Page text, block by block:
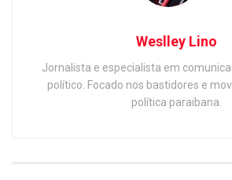
Weslley Lino
Jornalista e especialista em
político. Focado nos bastidores e
política paraibana.